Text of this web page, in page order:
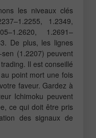
les niveaux clés
1.2349,
1.2691–
De plus, les lignes
(1.2207) peuvent
Il est conseillé
point mort une fois
faveur. Gardez à
Ichimoku peuvent
ce qui doit être pris
des signaux de